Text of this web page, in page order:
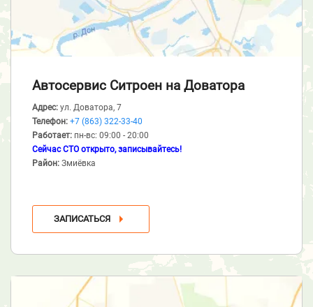
Автосервис Ситроен на Доватора
Адрес: ул. Доватора, 7
Телефон: +7 (863) 322-33-40
Работает: пн-вс: 09:00 - 20:00
Сейчас СТО открыто, записывайтесь!
Район: Змиёвка
ЗАПИСАТЬСЯ